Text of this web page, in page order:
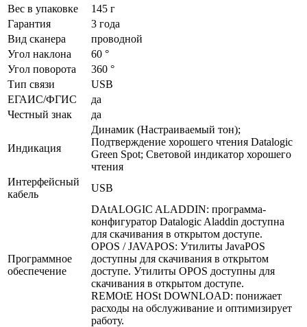
Вес в упаковке
145 г
Гарантия
3 года
Вид сканера
проводной
Угол наклона
60 °
Угол поворота
360 °
Тип связи
USB
ЕГАИС/ФГИС
да
Честный знак
да
Индикация
Динамик (Настраиваемый тон);
Подтверждение хорошего чтения Datalogic
Green Spot; Световой индикатор хорошего
чтения
Интерфейсный
кабель
USB
Программное
обеспечение
DAtALOGIC ALADDIN: программа-
конфигуратор Datalogic Aladdin доступна
для скачивания в открытом доступе.
OPOS / JAVAPOS: Утилиты JavaPOS
доступны для скачивания в открытом
доступе. Утилиты OPOS доступны для
скачивания в открытом доступе.
REMOtE HOSt DOWNLOAD: понижает
расходы на обслуживание и оптимизирует
работу.